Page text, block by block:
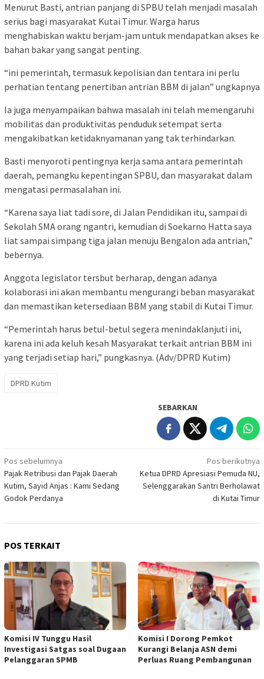
Menurut Basti, antrian panjang di SPBU telah menjadi masalah
serius bagi masyarakat Kutai Timur. Warga harus
menghabiskan waktu berjam-jam untuk mendapatkan akses ke
bahan bakar yang sangat penting.
“ini pemerintah, termasuk kepolisian dan tentara ini perlu
perhatian tentang penertiban antrian BBM di jalan” ungkapnya
Ia juga menyampaikan bahwa masalah ini telah memengaruhi
mobilitas dan produktivitas penduduk setempat serta
mengakibatkan ketidaknyamanan yang tak terhindarkan.
Basti menyoroti pentingnya kerja sama antara pemerintah
daerah, pemangku kepentingan SPBU, dan masyarakat dalam
mengatasi permasalahan ini.
“Karena saya liat tadi sore, di Jalan Pendidikan itu, sampai di
Sekolah SMA orang ngantri, kemudian di Soekarno Hatta saya
liat sampai simpang tiga jalan menuju Bengalon ada antrian,”
bebernya.
Anggota legislator tersbut berharap, dengan adanya
kolaborasi ini akan membantu mengurangi beban masyarakat
dan memastikan ketersediaan BBM yang stabil di Kutai Timur.
“Pemerintah harus betul-betul segera menindaklanjuti ini,
karena ini ada keluh kesah Masyarakat terkait antrian BBM ini
yang terjadi setiap hari,” pungkasnya. (Adv/DPRD Kutim)
DPRD Kutim
SEBARKAN
Navigasi
pos
Pos sebelumnya
Pajak Retribusi dan Pajak Daerah
Kutim, Sayid Anjas : Kami Sedang
Godok Perdanya
Pos berikutnya
Ketua DPRD Apresiasi Pemuda NU,
Selenggarakan Santri Berholawat
di Kutai Timur
POS TERKAIT
Komisi IV Tunggu Hasil
Investigasi Satgas soal Dugaan
Pelanggaran SPMB
Komisi I Dorong Pemkot
Kurangi Belanja ASN demi
Perluas Ruang Pembangunan